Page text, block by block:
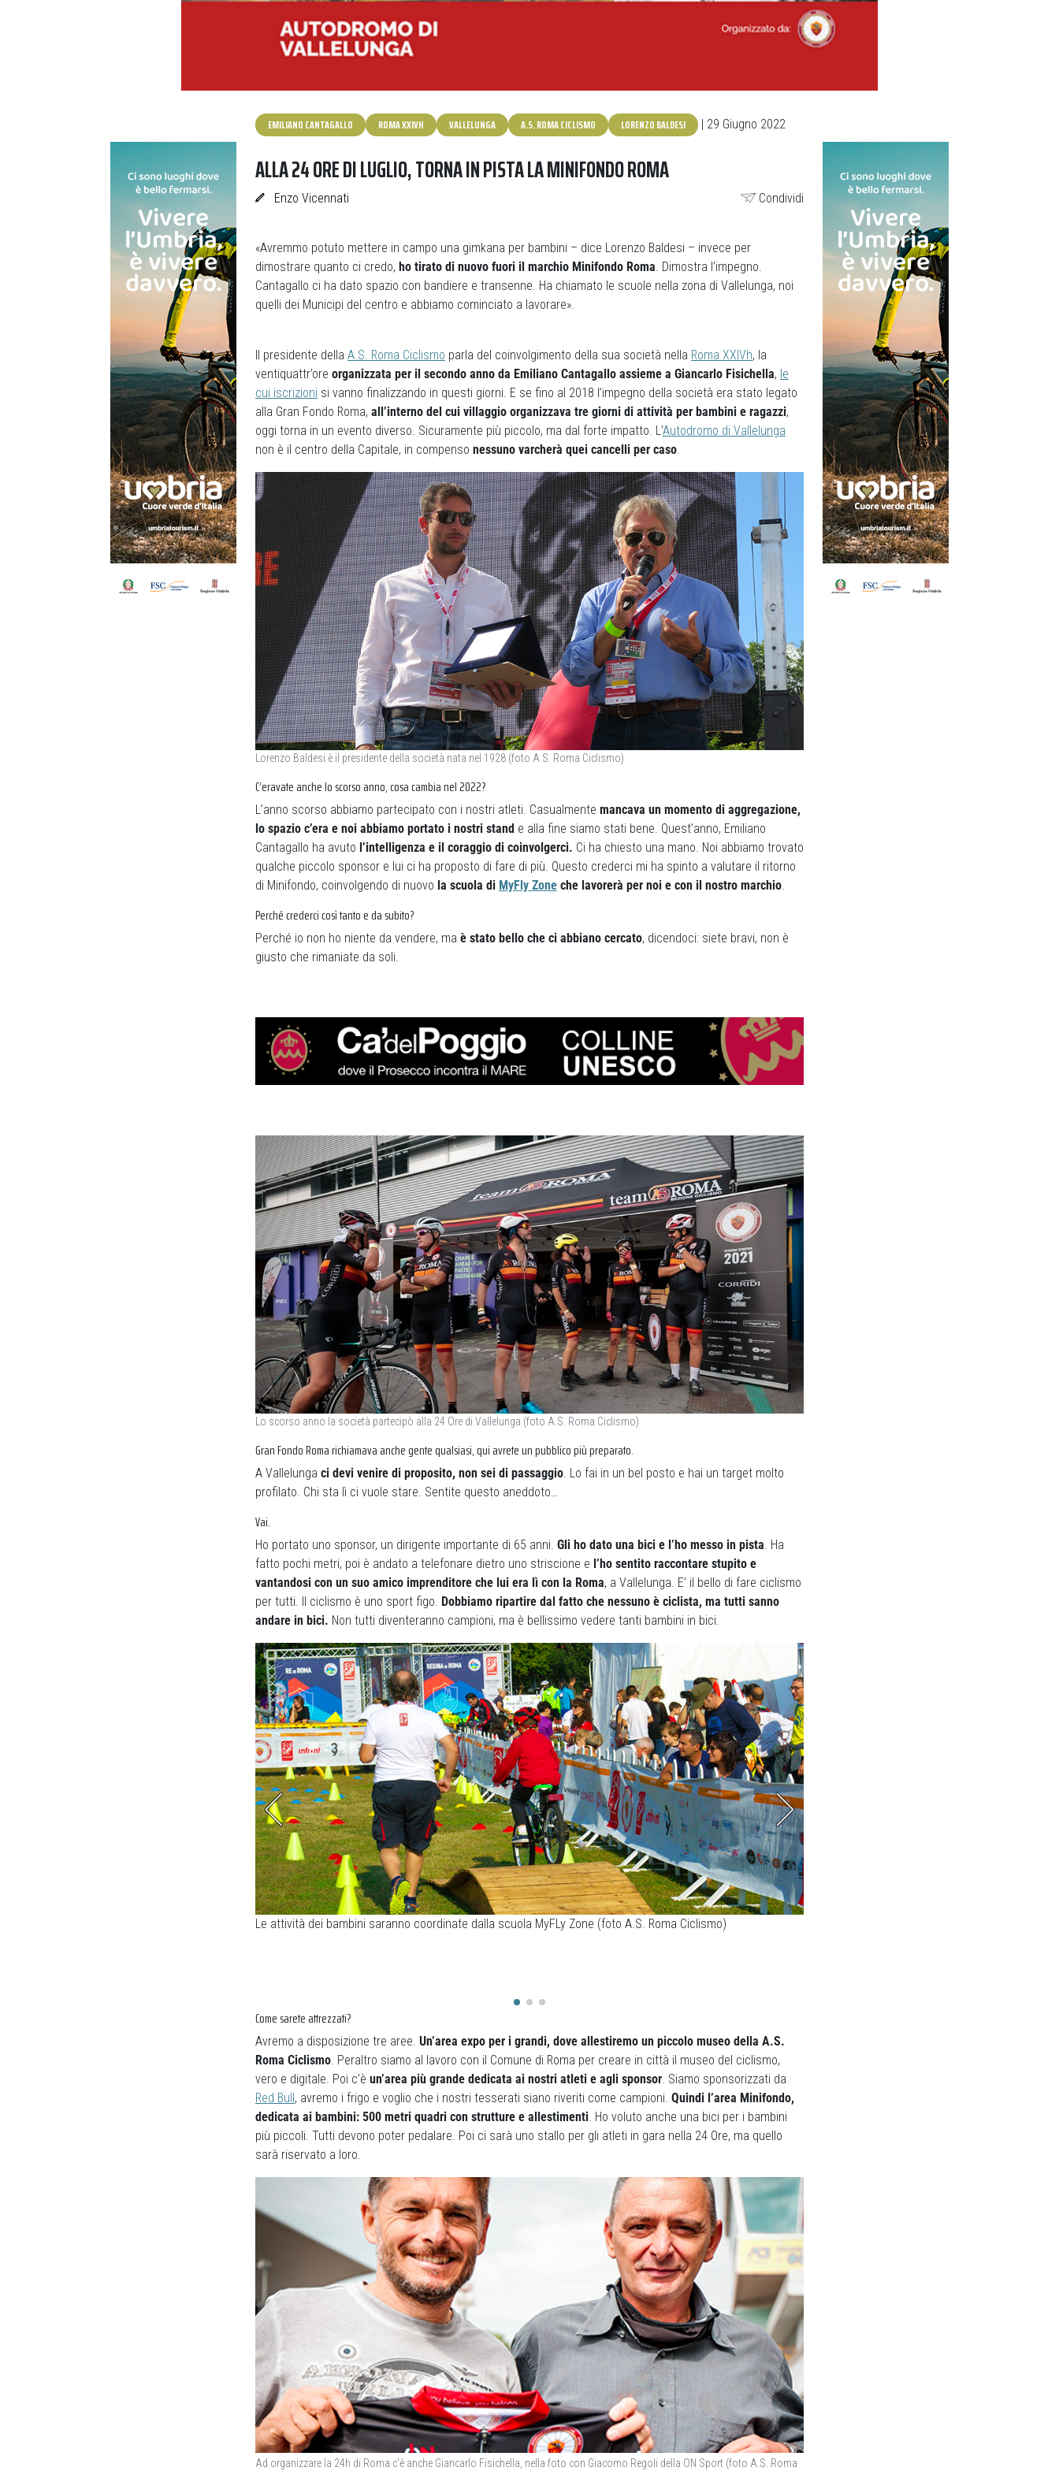
EMILIANO CANTAGALLO ROMA XXIVH VALLELUNGA A.S. ROMA CICLISMO LORENZO BALDESI | 29 Giugno 2022
ALLA 24 ORE DI LUGLIO, TORNA IN PISTA LA MINIFONDO ROMA
Enzo Vicennati Condividi
«Avremmo potuto mettere in campo una gimkana per bambini – dice Lorenzo Baldesi – invece per
dimostrare quanto ci credo, ho tirato di nuovo fuori il marchio Minifondo Roma. Dimostra l’impegno.
Cantagallo ci ha dato spazio con bandiere e transenne. Ha chiamato le scuole nella zona di Vallelunga, noi
quelli dei Municipi del centro e abbiamo cominciato a lavorare».
Il presidente della A.S. Roma Ciclismo parla del coinvolgimento della sua società nella Roma XXIVh, la
ventiquattr’ore organizzata per il secondo anno da Emiliano Cantagallo assieme a Giancarlo Fisichella, le
cui iscrizioni si vanno finalizzando in questi giorni. E se fino al 2018 l’impegno della società era stato legato
alla Gran Fondo Roma, all’interno del cui villaggio organizzava tre giorni di attività per bambini e ragazzi,
oggi torna in un evento diverso. Sicuramente più piccolo, ma dal forte impatto. L’Autodromo di Vallelunga
non è il centro della Capitale, in compenso nessuno varcherà quei cancelli per caso.
Lorenzo Baldesi è il presidente della società nata nel 1928 (foto A.S. Roma Ciclismo)
C’eravate anche lo scorso anno, cosa cambia nel 2022?
L’anno scorso abbiamo partecipato con i nostri atleti. Casualmente mancava un momento di aggregazione,
lo spazio c’era e noi abbiamo portato i nostri stand e alla fine siamo stati bene. Quest’anno, Emiliano
Cantagallo ha avuto l’intelligenza e il coraggio di coinvolgerci. Ci ha chiesto una mano. Noi abbiamo trovato
qualche piccolo sponsor e lui ci ha proposto di fare di più. Questo crederci mi ha spinto a valutare il ritorno
di Minifondo, coinvolgendo di nuovo la scuola di MyFly Zone che lavorerà per noi e con il nostro marchio.
Perché crederci così tanto e da subito?
Perché io non ho niente da vendere, ma è stato bello che ci abbiano cercato, dicendoci: siete bravi, non è
giusto che rimaniate da soli.
Lo scorso anno la società partecipò alla 24 Ore di Vallelunga (foto A.S. Roma Ciclismo)
Gran Fondo Roma richiamava anche gente qualsiasi, qui avrete un pubblico più preparato.
A Vallelunga ci devi venire di proposito, non sei di passaggio. Lo fai in un bel posto e hai un target molto
profilato. Chi sta lì ci vuole stare. Sentite questo aneddoto…
Vai.
Ho portato uno sponsor, un dirigente importante di 65 anni. Gli ho dato una bici e l’ho messo in pista. Ha
fatto pochi metri, poi è andato a telefonare dietro uno striscione e l’ho sentito raccontare stupito e
vantandosi con un suo amico imprenditore che lui era lì con la Roma, a Vallelunga. E’ il bello di fare ciclismo
per tutti. Il ciclismo è uno sport figo. Dobbiamo ripartire dal fatto che nessuno è ciclista, ma tutti sanno
andare in bici. Non tutti diventeranno campioni, ma è bellissimo vedere tanti bambini in bici.
Le attività dei bambini saranno coordinate dalla scuola MyFLy Zone (foto A.S. Roma Ciclismo)
Come sarete attrezzati?
Avremo a disposizione tre aree. Un’area expo per i grandi, dove allestiremo un piccolo museo della A.S.
Roma Ciclismo . Peraltro siamo al lavoro con il Comune di Roma per creare in città il museo del ciclismo,
vero e digitale. Poi c’è un’area più grande dedicata ai nostri atleti e agli sponsor . Siamo sponsorizzati da
Red Bull, avremo i frigo e voglio che i nostri tesserati siano riveriti come campioni. Quindi l’area Minifondo,
dedicata ai bambini: 500 metri quadri con strutture e allestimenti . Ho voluto anche una bici per i bambini
più piccoli. Tutti devono poter pedalare. Poi ci sarà uno stallo per gli atleti in gara nella 24 Ore, ma quello
sarà riservato a loro.
Ad organizzare la 24h di Roma c’è anche Giancarlo Fisichella, nella foto con Giacomo Regoli della ON Sport (foto A.S. Roma